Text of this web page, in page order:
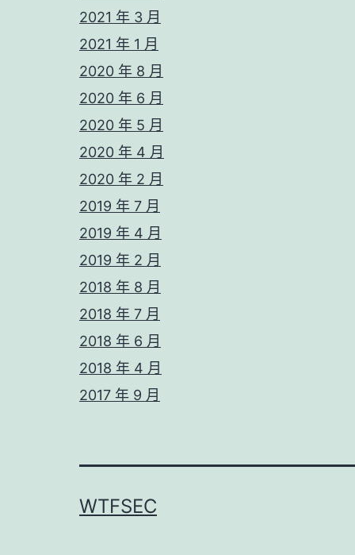
2021 年 3 月
2021 年 1 月
2020 年 8 月
2020 年 6 月
2020 年 5 月
2020 年 4 月
2020 年 2 月
2019 年 7 月
2019 年 4 月
2019 年 2 月
2018 年 8 月
2018 年 7 月
2018 年 6 月
2018 年 4 月
2017 年 9 月
WTFSEC